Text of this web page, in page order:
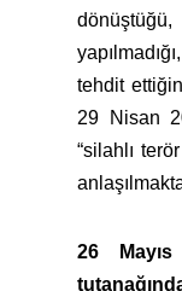
dönüştüğü,
tehdit
29 Nisan
“silahlı
26